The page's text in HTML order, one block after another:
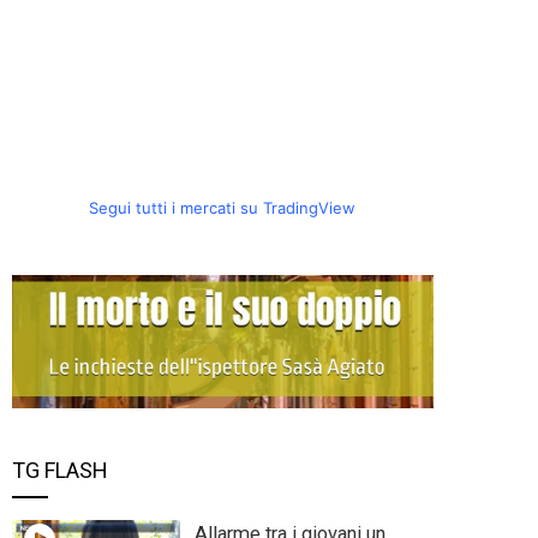
Segui tutti i mercati su TradingView
TG FLASH